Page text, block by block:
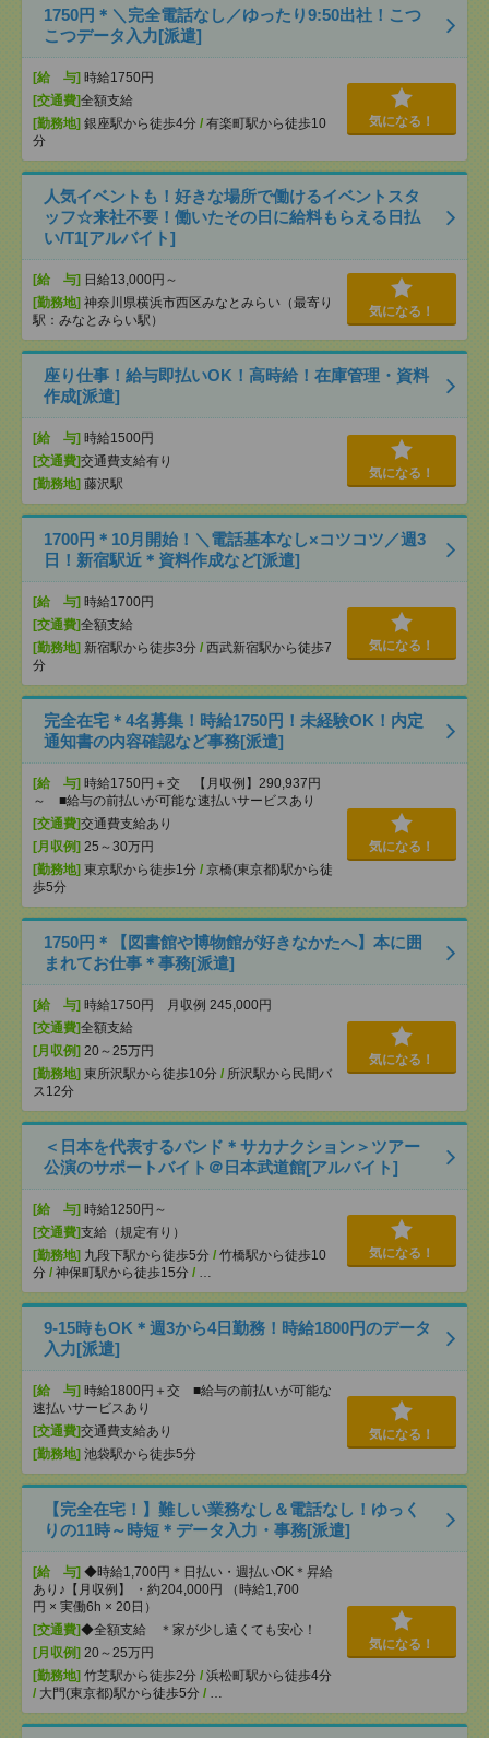
1750円＊＼完全電話なし／ゆったり9:50出社！こつ
こつデータ入力[派遣]
[給 与] 時給1750円
[交通費]全額支給
[勤務地] 銀座駅から徒歩4分 / 有楽町駅から徒歩10
分
気になる！
人気イベントも！好きな場所で働けるイベントスタ
ッフ☆来社不要！働いたその日に給料もらえる日払
い/T1[アルバイト]
[給 与] 日給13,000円～
[勤務地] 神奈川県横浜市西区みなとみらい（最寄り
駅：みなとみらい駅）
気になる！
座り仕事！給与即払いOK！高時給！在庫管理・資料
作成[派遣]
[給 与] 時給1500円
[交通費]交通費支給有り
[勤務地] 藤沢駅
気になる！
1700円＊10月開始！＼電話基本なし×コツコツ／週3
日！新宿駅近＊資料作成など[派遣]
[給 与] 時給1700円
[交通費]全額支給
[勤務地] 新宿駅から徒歩3分 / 西武新宿駅から徒歩7
分
気になる！
完全在宅＊4名募集！時給1750円！未経験OK！内定
通知書の内容確認など事務[派遣]
[給 与] 時給1750円＋交 【月収例】290,937円
～ ■給与の前払いが可能な速払いサービスあり
[交通費]交通費支給あり
[月収例] 25～30万円
[勤務地] 東京駅から徒歩1分 / 京橋(東京都)駅から徒
歩5分
気になる！
1750円＊【図書館や博物館が好きなかたへ】本に囲
まれてお仕事＊事務[派遣]
[給 与] 時給1750円 月収例 245,000円
[交通費]全額支給
[月収例] 20～25万円
[勤務地] 東所沢駅から徒歩10分 / 所沢駅から民間バ
ス12分
気になる！
＜日本を代表するバンド＊サカナクション＞ツアー
公演のサポートバイト＠日本武道館[アルバイト]
[給 与] 時給1250円～
[交通費]支給（規定有り）
[勤務地] 九段下駅から徒歩5分 / 竹橋駅から徒歩10
分 / 神保町駅から徒歩15分 / …
気になる！
9-15時もOK＊週3から4日勤務！時給1800円のデータ
入力[派遣]
[給 与] 時給1800円＋交 ■給与の前払いが可能な
速払いサービスあり
[交通費]交通費支給あり
[勤務地] 池袋駅から徒歩5分
気になる！
【完全在宅！】難しい業務なし＆電話なし！ゆっく
りの11時～時短＊データ入力・事務[派遣]
[給 与] ◆時給1,700円＊日払い・週払いOK＊昇給
あり♪【月収例】 ・約204,000円 （時給1,700
円 × 実働6h × 20日）
[交通費]◆全額支給 ＊家が少し遠くても安心！
[月収例] 20～25万円
[勤務地] 竹芝駅から徒歩2分 / 浜松町駅から徒歩4分
/ 大門(東京都)駅から徒歩5分 / …
気になる！